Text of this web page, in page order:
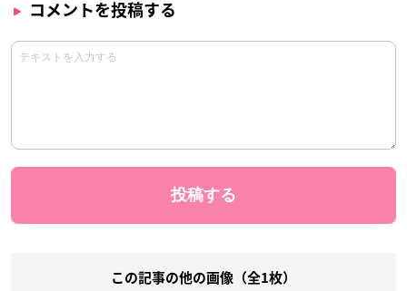
コメントを投稿する
この記事の他の画像（全1枚）